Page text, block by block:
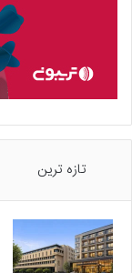
تازه ترین